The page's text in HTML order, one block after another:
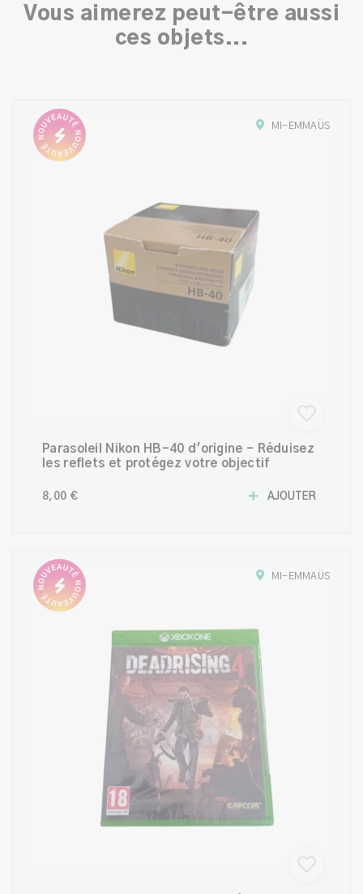
Vous aimerez peut-être aussi
ces objets...
MI-EMMAÜS
Parasoleil Nikon HB-40 d'origine – Réduisez
les reflets et protégez votre objectif
8,00 € AJOUTER
MI-EMMAÜS